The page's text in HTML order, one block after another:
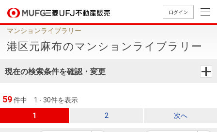
ログイン
買いたいTOP
売りたいTOP
店舗案内TOP
会社情報TOP
採用情報TOP
買いたい
売りたい
店舗案内
会社情報
マンションライブラリー
港区元麻布のマンションライブラリー
現在の検索条件を確認・変更
59件中
1 - 30件を表示
1
2 次へ